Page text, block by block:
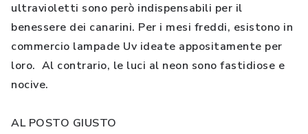
ultravioletti sono però indispensabili per il
benessere dei canarini. Per i mesi freddi, esistono in
commercio lampade Uv ideate appositamente per
loro. Al contrario, le luci al neon sono fastidiose e
nocive.
AL POSTO GIUSTO